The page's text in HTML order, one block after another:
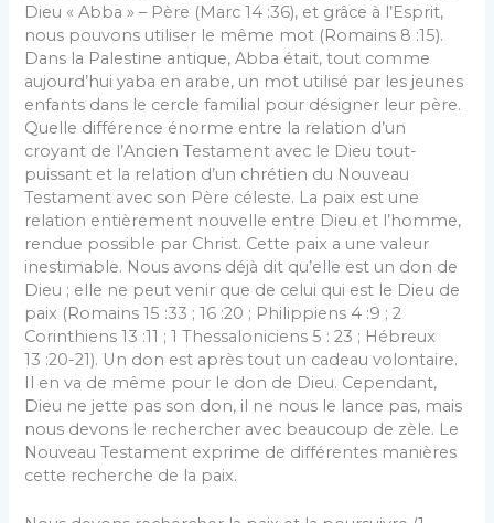
Dieu « Abba » – Père (Marc 14 :36), et grâce à l’Esprit,
nous pouvons utiliser le même mot (Romains 8 :15).
Dans la Palestine antique, Abba était, tout comme
aujourd’hui yaba en arabe, un mot utilisé par les jeunes
enfants dans le cercle familial pour désigner leur père.
Quelle différence énorme entre la relation d’un
croyant de l’Ancien Testament avec le Dieu tout-
puissant et la relation d’un chrétien du Nouveau
Testament avec son Père céleste. La paix est une
relation entièrement nouvelle entre Dieu et l’homme,
rendue possible par Christ. Cette paix a une valeur
inestimable. Nous avons déjà dit qu’elle est un don de
Dieu ; elle ne peut venir que de celui qui est le Dieu de
paix (Romains 15 :33 ; 16 :20 ; Philippiens 4 :9 ; 2
Corinthiens 13 :11 ; 1 Thessaloniciens 5 : 23 ; Hébreux
13 :20-21). Un don est après tout un cadeau volontaire.
Il en va de même pour le don de Dieu. Cependant,
Dieu ne jette pas son don, il ne nous le lance pas, mais
nous devons le rechercher avec beaucoup de zèle. Le
Nouveau Testament exprime de différentes manières
cette recherche de la paix.